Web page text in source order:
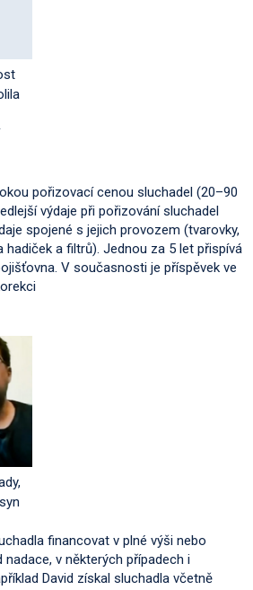
pořizovací cenou sluchadel (20–90
výdaje při pořizování sluchadel
spojené s jejich provozem (tvarovky,
hadiček a filtrů). Jednou za 5 let přispívá
V současnosti je příspěvek ve
financovat v plné výši nebo
v některých případech i
David získal sluchadla včetně